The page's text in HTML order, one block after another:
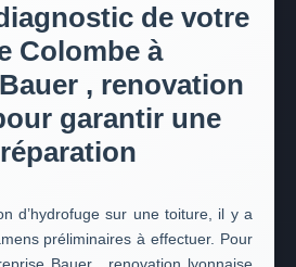
de votre
Colombe à
, renovation
garantir une
d’hydrofuge sur une toiture, il y a
préliminaires à effectuer. Pour